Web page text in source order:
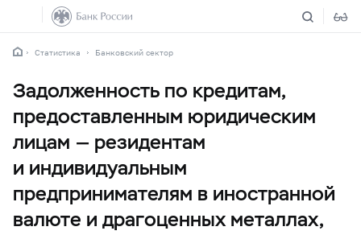
Статистика Банковский сектор
Задолженность по кредитам,
предоставленным юридическим
лицам — резидентам
и индивидуальным
предпринимателям в иностранной
валюте и драгоценных металлах,